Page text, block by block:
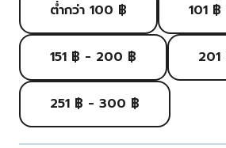
ต่ำกว่า 100 ฿ 101
151 ฿ - 200 ฿
251 ฿ - 300 ฿